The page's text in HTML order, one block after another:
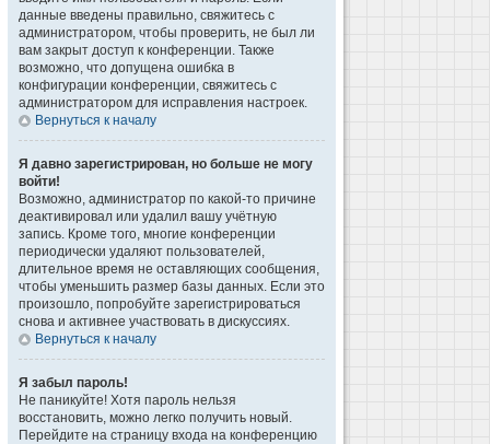
данные введены правильно, свяжитесь с
администратором, чтобы проверить, не был ли
вам закрыт доступ к конференции. Также
возможно, что допущена ошибка в
конфигурации конференции, свяжитесь с
администратором для исправления настроек.
Вернуться к началу
Я давно зарегистрирован, но больше не могу
войти!
Возможно, администратор по какой-то причине
деактивировал или удалил вашу учётную
запись. Кроме того, многие конференции
периодически удаляют пользователей,
длительное время не оставляющих сообщения,
чтобы уменьшить размер базы данных. Если это
произошло, попробуйте зарегистрироваться
снова и активнее участвовать в дискуссиях.
Вернуться к началу
Я забыл пароль!
Не паникуйте! Хотя пароль нельзя
восстановить, можно легко получить новый.
Перейдите на страницу входа на конференцию